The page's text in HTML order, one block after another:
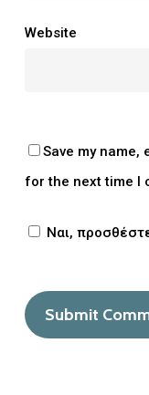
Website
Save my name,
for the next time I
Ναι,